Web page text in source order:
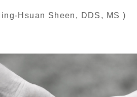
Hsuan Sheen, DDS, MS )